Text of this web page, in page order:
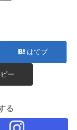
はてブ
ー
る